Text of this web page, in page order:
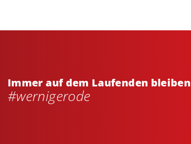
Immer auf dem Laufenden bleiben
#wernigerode